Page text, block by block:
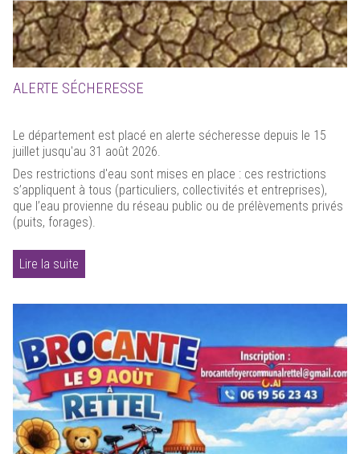
ALERTE SÉCHERESSE
Le département est placé en alerte sécheresse depuis le 15
juillet jusqu'au 31 août 2026.
Des restrictions d'eau sont mises en place : ces restrictions
s’appliquent à tous (particuliers, collectivités et entreprises),
que l’eau provienne du réseau public ou de prélèvements privés
(puits, forages).
Lire la suite